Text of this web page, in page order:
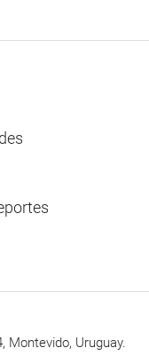
Montevido, Uruguay.